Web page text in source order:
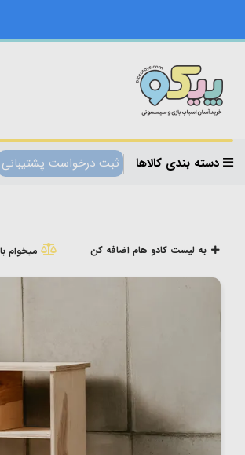
دسته بندی کالاها ثبت درخواست پشتیبانی
به لیست کادو هام اضافه کن میخوام